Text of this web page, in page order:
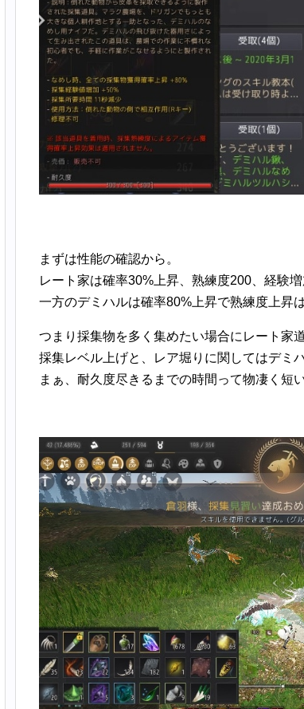
まずは性能の確認から。
レート家は確率30%上昇、熟練度200、経験増
一方のデミハルは確率80%上昇で熟練度上昇
つまり採集物を多く集めたい場合にレート家
採集レベル上げと、レア堀りに関してはデミ
まぁ、耐久度尽きるまでの時間って物凄く短